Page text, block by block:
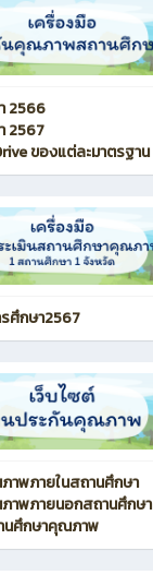
2566
2567
ของแต่ละมาตรฐาน
ศึกษา2567
าพภายในสถานศึกษา
าพภายนอกสถานศึกษา
นศึกษาคุณภาพ